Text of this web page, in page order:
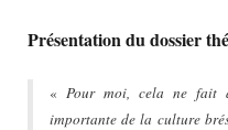
Présentation du dossier
« Pour moi, cela ne fait
importante de la culture